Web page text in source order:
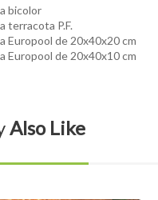
bicolor
terracota P.F.
Europool de 20x40x20 cm
Europool de 20x40x10 cm
Also Like